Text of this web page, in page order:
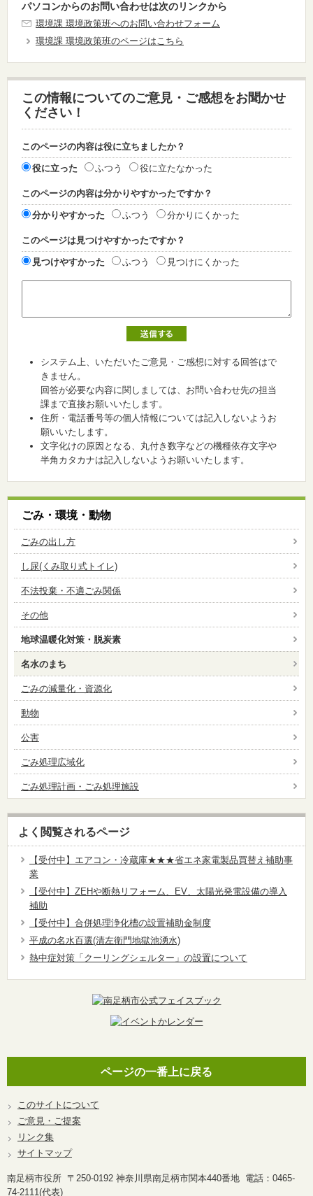
パソコンからのお問い合わせは次のリンクから
環境課 環境政策班へのお問い合わせフォーム
環境課 環境政策班のページはこちら
この情報についてのご意見・ご感想をお聞かせ
ください！
このページの内容は役に立ちましたか？
役に立った ふつう 役に立たなかった
このページの内容は分かりやすかったですか？
分かりやすかった ふつう 分かりにくかった
このページは見つけやすかったですか？
見つけやすかった ふつう 見つけにくかった
システム上、いただいたご意見・ご感想に対する回答はで
きません。
回答が必要な内容に関しましては、お問い合わせ先の担当
課まで直接お願いいたします。
住所・電話番号等の個人情報については記入しないようお
願いいたします。
文字化けの原因となる、丸付き数字などの機種依存文字や
半角カタカナは記入しないようお願いいたします。
ごみ・環境・動物
ごみの出し方
し尿(くみ取り式トイレ)
不法投棄・不適ごみ関係
その他
地球温暖化対策・脱炭素
名水のまち
ごみの減量化・資源化
動物
公害
ごみ処理広域化
ごみ処理計画・ごみ処理施設
よく閲覧されるページ
【受付中】エアコン・冷蔵庫★★★省エネ家電製品買替え補助事
業
【受付中】ZEHや断熱リフォーム、EV、太陽光発電設備の導入
補助
【受付中】合併処理浄化槽の設置補助金制度
平成の名水百選(清左衛門地獄池湧水)
熱中症対策「クーリングシェルター」の設置について
ページの一番上に戻る
このサイトについて
ご意見・ご提案
リンク集
サイトマップ
南足柄市役所 〒250-0192 神奈川県南足柄市関本440番地 電話：0465-
74-2111(代表)